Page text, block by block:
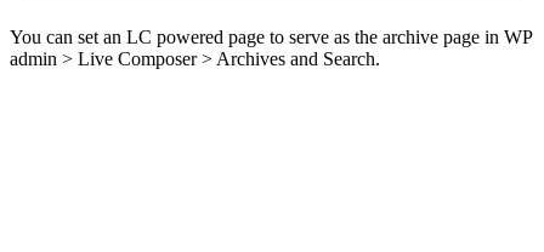
You can set an LC powered page to serve as the archive page in WP
admin > Live Composer > Archives and Search.